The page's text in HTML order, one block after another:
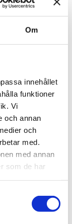
Om
innehållet
funktioner
Vi
och annan
och
med.
med annan
som de har